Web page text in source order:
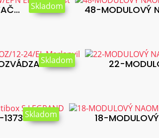
Skladom 48-MODULOVÝ
Skladom 22-
Skladom 18-